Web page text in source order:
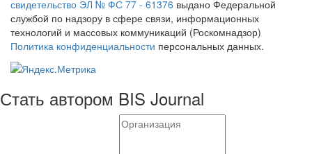
свидетельство ЭЛ № ФС 77 - 61376 выдано Федеральной
службой по надзору в сфере связи, информационных
технологий и массовых коммуникаций (Роскомнадзор)
Политика конфиденциальности персональных данных.
Стать автором BIS Journal